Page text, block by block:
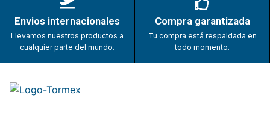
Envios internacionales
Llevamos nuestros productos a
cualquier parte del mundo.
Compra garantizada
Tu compra está respaldada en
todo momento.